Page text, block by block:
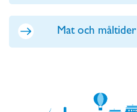
Mat och måltider